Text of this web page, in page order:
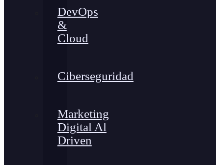
DevOps
&
Cloud
Ciberseguridad
Marketing
Digital Al
Driven